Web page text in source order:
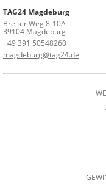
TAG24 Magdeburg
Breiter Weg 8-10A
39104 Magdeburg
+49 391 50548260
magdeburg@tag24.de